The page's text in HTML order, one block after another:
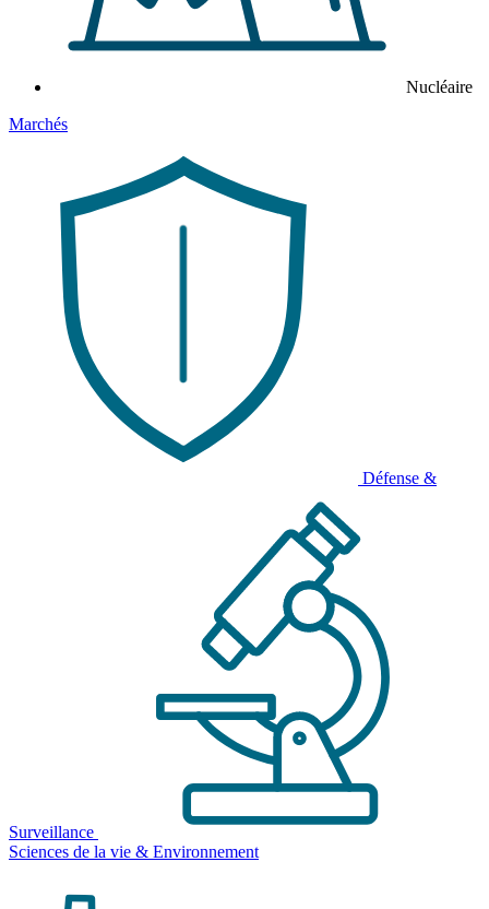
Nucléaire
Marchés
Défense &
Surveillance
Sciences de la vie & Environnement